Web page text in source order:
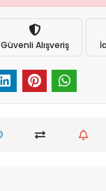
Güvenli Alışveriş